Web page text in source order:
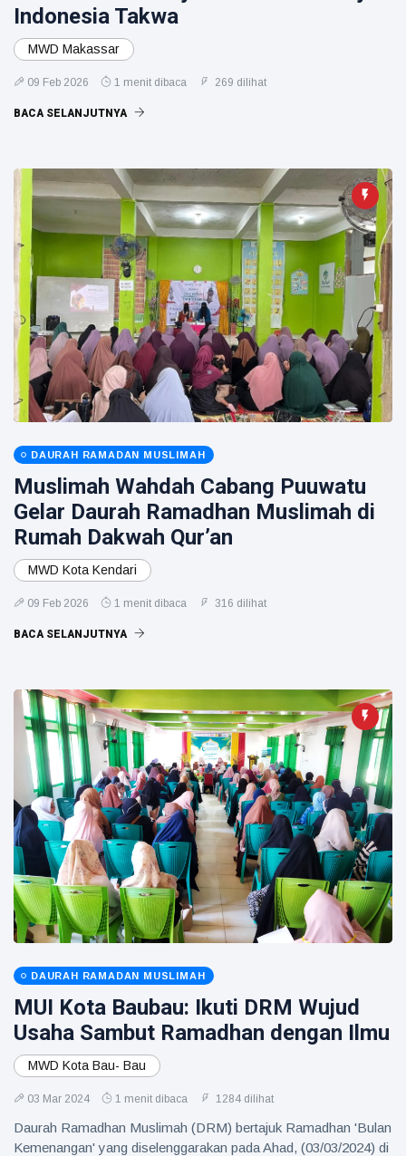
Indonesia Takwa
MWD Makassar
09 Feb 2026 1 menit dibaca 269 dilihat
BACA SELANJUTNYA
DAURAH RAMADAN MUSLIMAH
Muslimah Wahdah Cabang Puuwatu
Gelar Daurah Ramadhan Muslimah di
Rumah Dakwah Qur’an
MWD Kota Kendari
09 Feb 2026 1 menit dibaca 316 dilihat
BACA SELANJUTNYA
DAURAH RAMADAN MUSLIMAH
MUI Kota Baubau: Ikuti DRM Wujud
Usaha Sambut Ramadhan dengan Ilmu
MWD Kota Bau- Bau
03 Mar 2024 1 menit dibaca 1284 dilihat
Daurah Ramadhan Muslimah (DRM) bertajuk Ramadhan 'Bulan
Kemenangan' yang diselenggarakan pada Ahad, (03/03/2024) di